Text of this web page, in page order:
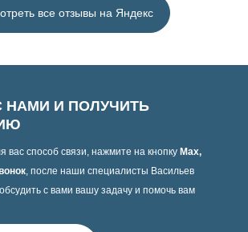
все отзывы на Яндекс
НАМИ И ПОЛУЧИТЬ
вас способ связи, нажмите на кнопку Max,
, после наши специалисты Васильев
с вами вашу задачу и помочь вам